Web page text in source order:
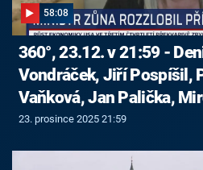
58:08
360°, 23.12. v 21:59 -
Vondráček, Jiří Pospíšil,
Vaňková, Jan Palička,
23. prosince 2025 21:59